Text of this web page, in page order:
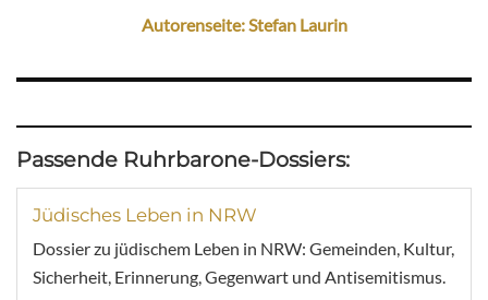
Autorenseite: Stefan Laurin
Passende Ruhrbarone-Dossiers:
Jüdisches Leben in NRW
Dossier zu jüdischem Leben in NRW: Gemeinden, Kultur,
Sicherheit, Erinnerung, Gegenwart und Antisemitismus.